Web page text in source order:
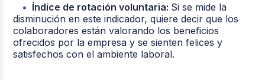
Índice de rotación voluntaria: Si se mide la
disminución en este indicador, quiere decir que los
colaboradores están valorando los beneficios
ofrecidos por la empresa y se sienten felices y
satisfechos con el ambiente laboral.